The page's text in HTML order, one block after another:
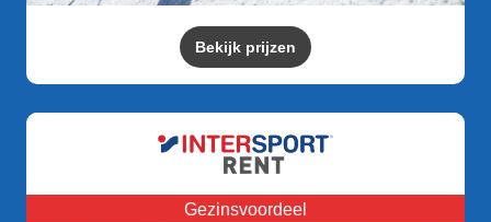
Bekijk prijzen
Gezinsvoordeel